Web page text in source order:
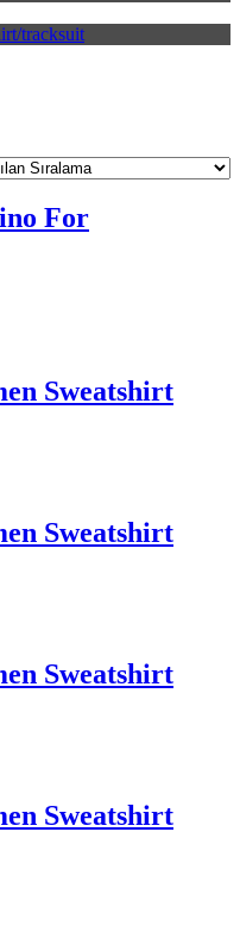
tracksuit
For
Sweatshirt
Sweatshirt
Sweatshirt
Sweatshirt